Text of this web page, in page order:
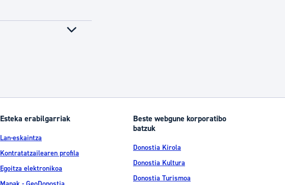
Esteka erabilgarriak
Lan-eskaintza
Kontratatzailearen profila
Egoitza elektronikoa
Beste webgune korporatibo
batzuk
Donostia Kirola
Donostia Kultura
Donostia Turismoa